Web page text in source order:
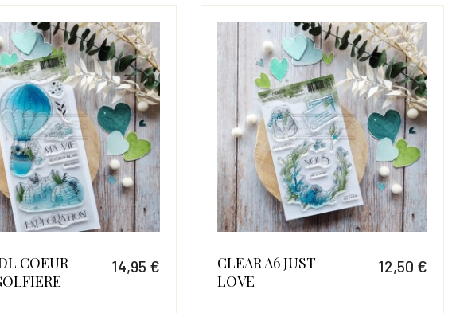
COEUR
14,95 €
CLEAR A6 JUST
LOVE
12,50 €